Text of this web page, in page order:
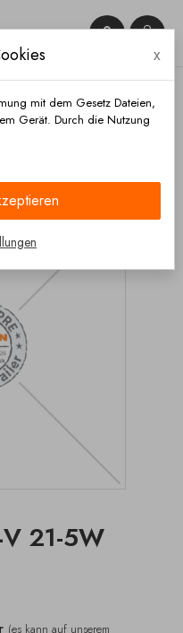


21-5W
(es kann auf unserem
x
mit dem Gesetz Dateien,
Gerät. Durch die Nutzung